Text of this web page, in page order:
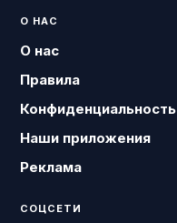
О НАС
О нас
Правила
Конфиденциальность
Наши приложения
Реклама
СОЦСЕТИ